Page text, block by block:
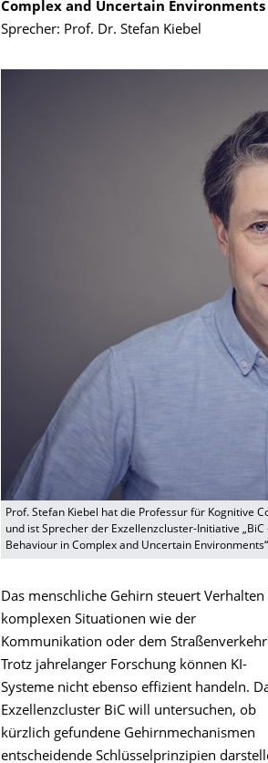
Complex and Uncertain Environments
Sprecher: Prof. Dr. Stefan Kiebel
Prof. Stefan Kiebel hat die Professur für Kognitive
und ist Sprecher der Exzellenzcluster-Initiative
Behaviour in Complex and Uncertain Environments“
Das menschliche Gehirn steuert Verhalten
komplexen Situationen wie der
Kommunikation oder dem
Trotz jahrelanger Forschung können KI-
Systeme nicht ebenso effizient handeln.
Exzellenzcluster BiC will untersuchen, ob
kürzlich gefundene Gehirnmechanismen
entscheidende Schlüsselprinzipien